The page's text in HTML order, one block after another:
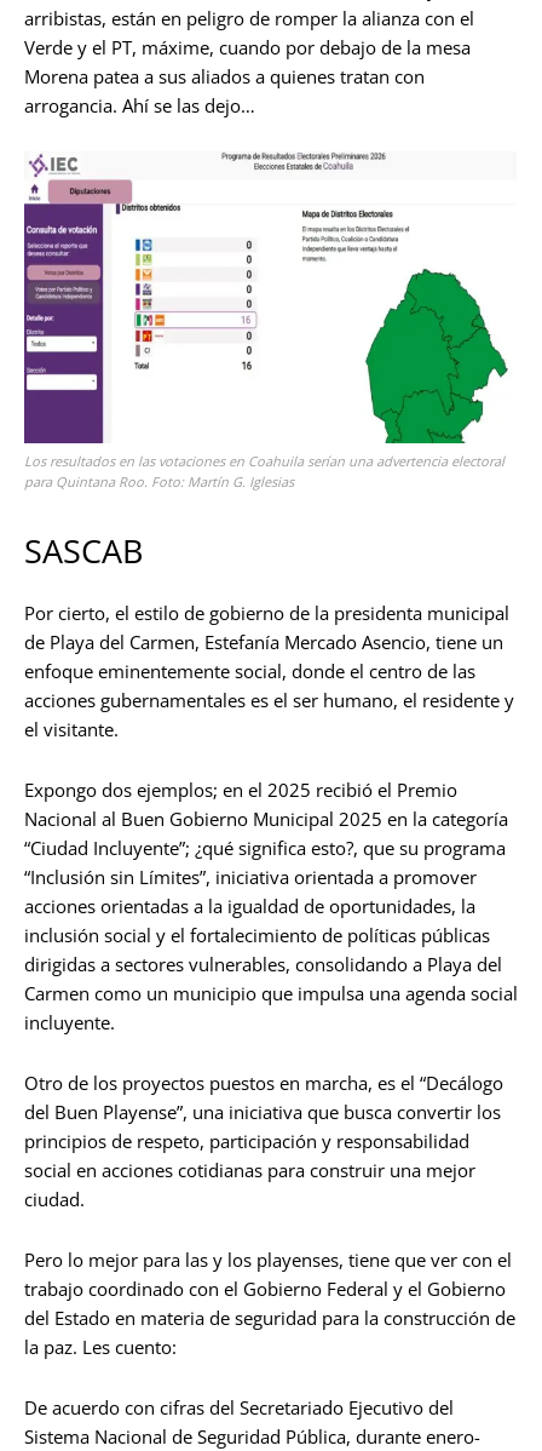
arribistas, están en peligro de romper la alianza con el
Verde y el PT, máxime, cuando por debajo de la mesa
Morena patea a sus aliados a quienes tratan con
arrogancia. Ahí se las dejo…
Los resultados en las votaciones en Coahuila serían una advertencia electoral
para Quintana Roo. Foto: Martín G. Iglesias
SASCAB
Por cierto, el estilo de gobierno de la presidenta municipal
de Playa del Carmen, Estefanía Mercado Asencio, tiene un
enfoque eminentemente social, donde el centro de las
acciones gubernamentales es el ser humano, el residente y
el visitante.
Expongo dos ejemplos; en el 2025 recibió el Premio
Nacional al Buen Gobierno Municipal 2025 en la categoría
“Ciudad Incluyente”; ¿qué significa esto?, que su programa
“Inclusión sin Límites”, iniciativa orientada a promover
acciones orientadas a la igualdad de oportunidades, la
inclusión social y el fortalecimiento de políticas públicas
dirigidas a sectores vulnerables, consolidando a Playa del
Carmen como un municipio que impulsa una agenda social
incluyente.
Otro de los proyectos puestos en marcha, es el “Decálogo
del Buen Playense”, una iniciativa que busca convertir los
principios de respeto, participación y responsabilidad
social en acciones cotidianas para construir una mejor
ciudad.
Pero lo mejor para las y los playenses, tiene que ver con el
trabajo coordinado con el Gobierno Federal y el Gobierno
del Estado en materia de seguridad para la construcción de
la paz. Les cuento:
De acuerdo con cifras del Secretariado Ejecutivo del
Sistema Nacional de Seguridad Pública, durante enero-